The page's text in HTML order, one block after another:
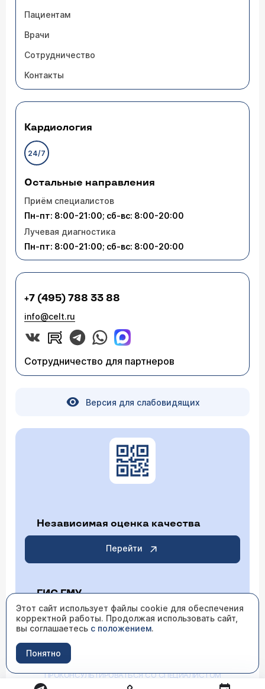
Пациентам
Врачи
Сотрудничество
Контакты
Кардиология
24/7
Остальные направления
Приём специалистов
Пн-пт: 8:00-21:00; сб-вс: 8:00-20:00
Лучевая диагностика
Пн-пт: 8:00-21:00; сб-вс: 8:00-20:00
+7 (495) 788 33 88
info@celt.ru
Сотрудничество для партнеров
Версия для слабовидящих
Независимая оценка качества
Перейти
ГИС ГМУ
Перейти
ИМЕЮТСЯ ПРОТИВОПОКАЗАНИЯ НЕОБХОДИМО
ПРОКОНСУЛЬТИРОВАТЬСЯ СО СПЕЦИАЛИСТОМ
Этот сайт использует файлы cookie для обеспечения
корректной работы. Продолжая использовать сайт,
вы соглашаетесь с положением.
Понятно